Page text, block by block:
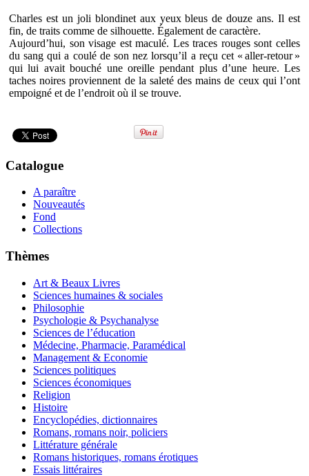
Charles est un joli blondinet aux yeux bleus de douze ans. Il est
fin, de traits comme de silhouette. Également de caractère.
Aujourd’hui, son visage est maculé. Les traces rouges sont celles
du sang qui a coulé de son nez lorsqu’il a reçu cet « aller-retour »
qui lui avait bouché une oreille pendant plus d’une heure. Les
taches noires proviennent de la saleté des mains de ceux qui l’ont
empoigné et de l’endroit où il se trouve.
Catalogue
A paraître
Nouveautés
Fond
Collections
Thèmes
Art & Beaux Livres
Sciences humaines & sociales
Philosophie
Psychologie & Psychanalyse
Sciences de l’éducation
Médecine, Pharmacie, Paramédical
Management & Economie
Sciences politiques
Sciences économiques
Religion
Histoire
Encyclopédies, dictionnaires
Romans, romans noir, policiers
Littérature générale
Romans historiques, romans érotiques
Essais littéraires